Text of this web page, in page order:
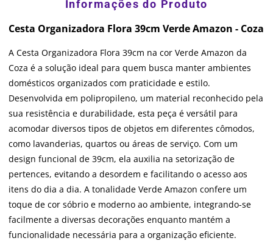
Cesta Organizadora Flora 39cm Verde Amazon - Coza
A Cesta Organizadora Flora 39cm na cor Verde Amazon da
Coza é a solução ideal para quem busca manter ambientes
domésticos organizados com praticidade e estilo.
Desenvolvida em polipropileno, um material reconhecido pela
sua resistência e durabilidade, esta peça é versátil para
acomodar diversos tipos de objetos em diferentes cômodos,
como lavanderias, quartos ou áreas de serviço. Com um
design funcional de 39cm, ela auxilia na setorização de
pertences, evitando a desordem e facilitando o acesso aos
itens do dia a dia. A tonalidade Verde Amazon confere um
toque de cor sóbrio e moderno ao ambiente, integrando-se
facilmente a diversas decorações enquanto mantém a
funcionalidade necessária para a organização eficiente.